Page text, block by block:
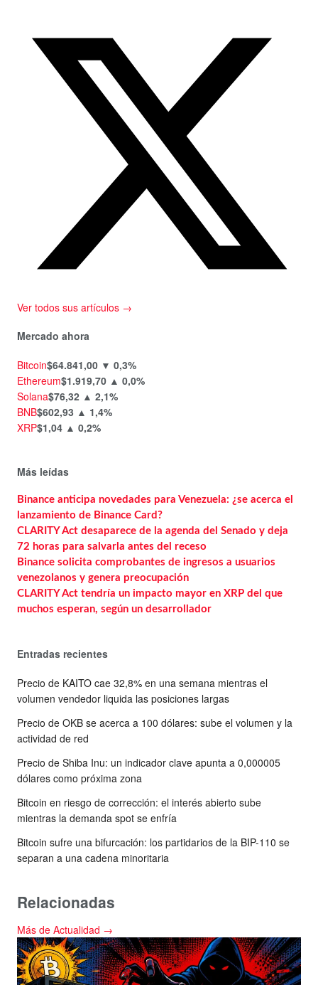
Ver todos sus artículos →
Mercado ahora
Bitcoin$64.841,00 ▼ 0,3%
Ethereum$1.919,70 ▲ 0,0%
Solana$76,32 ▲ 2,1%
BNB$602,93 ▲ 1,4%
XRP$1,04 ▲ 0,2%
Más leídas
Binance anticipa novedades para Venezuela: ¿se acerca el
lanzamiento de Binance Card?
CLARITY Act desaparece de la agenda del Senado y deja
72 horas para salvarla antes del receso
Binance solicita comprobantes de ingresos a usuarios
venezolanos y genera preocupación
CLARITY Act tendría un impacto mayor en XRP del que
muchos esperan, según un desarrollador
Entradas recientes
Precio de KAITO cae 32,8% en una semana mientras el
volumen vendedor liquida las posiciones largas
Precio de OKB se acerca a 100 dólares: sube el volumen y la
actividad de red
Precio de Shiba Inu: un indicador clave apunta a 0,000005
dólares como próxima zona
Bitcoin en riesgo de corrección: el interés abierto sube
mientras la demanda spot se enfría
Bitcoin sufre una bifurcación: los partidarios de la BIP-110 se
separan a una cadena minoritaria
Relacionadas
Más de Actualidad →